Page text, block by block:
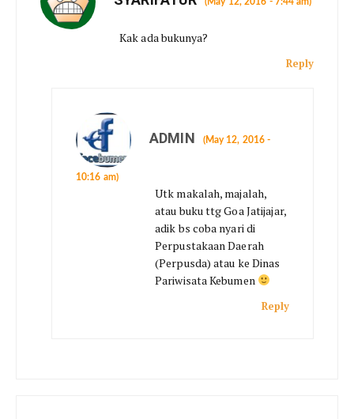
Kak ada bukunya?
Reply
ADMIN (May 12, 2016 -
10:16 am)
Utk makalah, majalah,
atau buku ttg Goa Jatijajar,
adik bs coba nyari di
Perpustakaan Daerah
(Perpusda) atau ke Dinas
Pariwisata Kebumen
Reply